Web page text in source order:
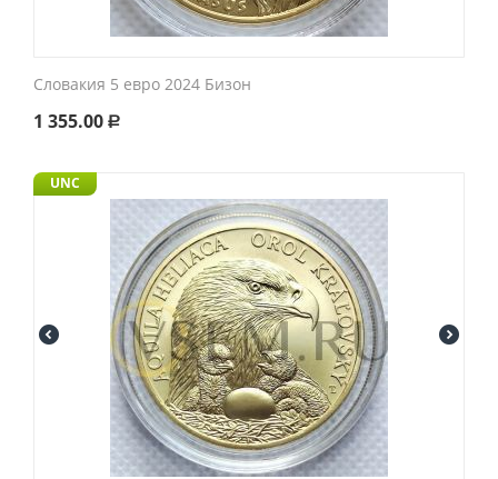
Словакия 5 евро 2024 Бизон
1 355.00 Р
UNC